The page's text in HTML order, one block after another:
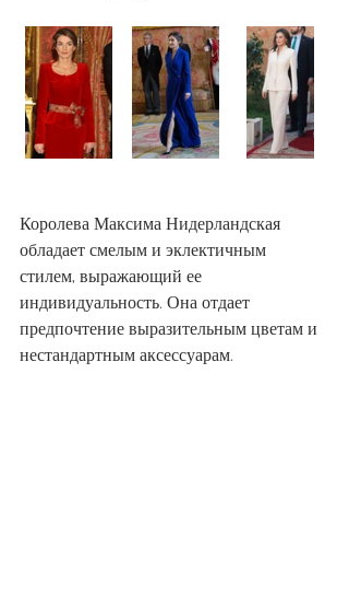
Королева Максима Нидерландская
обладает смелым и эклектичным
стилем, выражающий ее
индивидуальность. Она отдает
предпочтение выразительным цветам и
нестандартным аксессуарам.